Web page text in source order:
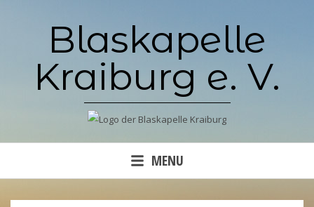
Blaskapelle
Kraiburg e. V.
MENU